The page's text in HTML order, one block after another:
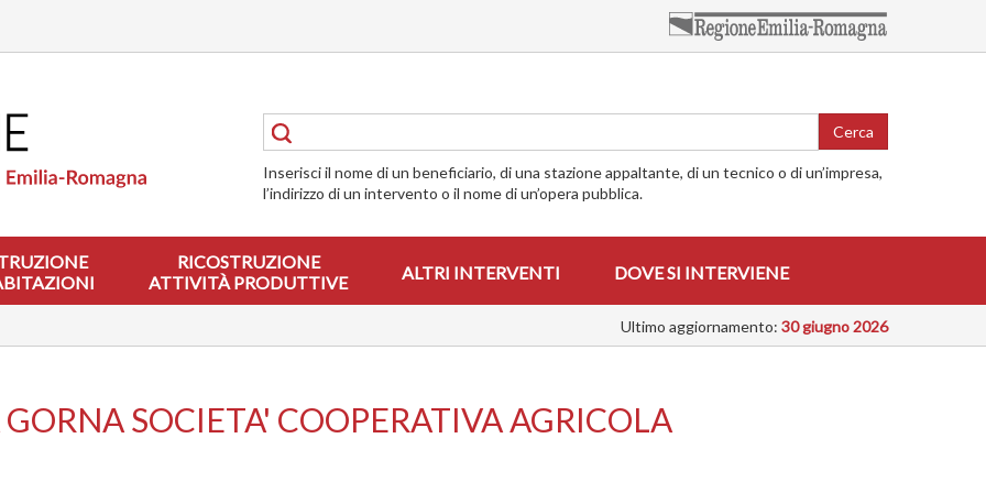
Cerca
Inserisci il nome di un beneficiario, di una stazione appaltante, di un tecnico o di un’impresa,
l’indirizzo di un intervento o il nome di un’opera pubblica.
RICOSTRUZIONE
ATTIVITÀ PRODUTTIVE
ALTRI INTERVENTI DOVE SI INTERVIENE
Ultimo aggiornamento: 30 giugno 2026
SOCIETA' COOPERATIVA AGRICOLA